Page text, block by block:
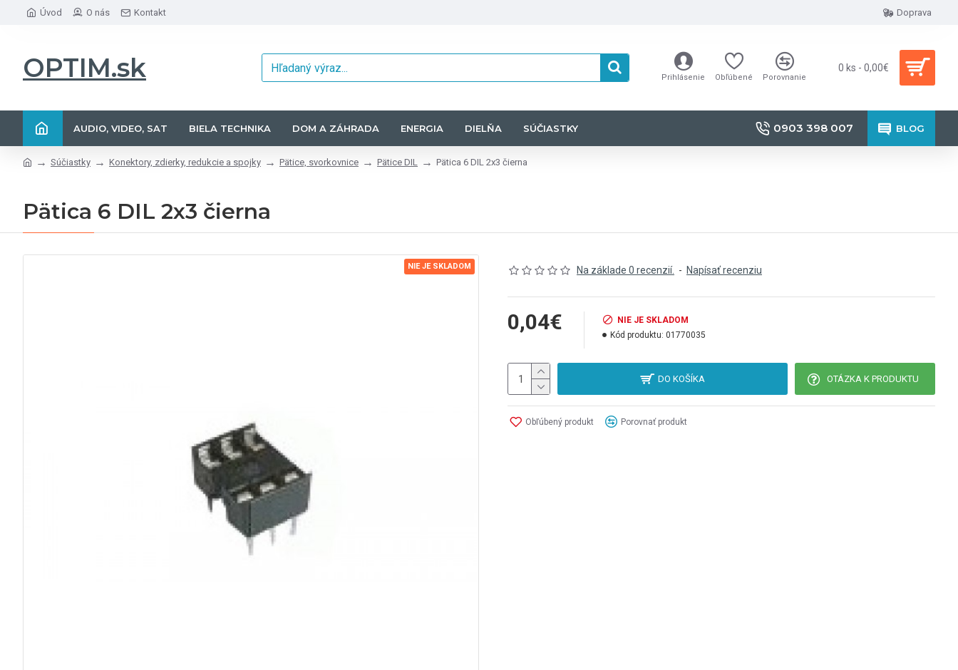
Úvod O nás Kontakt Doprava
OPTIM.sk Prihlásenie Obľúbené Porovnanie
0 ks - 0,00€
AUDIO, VIDEO, SAT BIELA TECHNIKA DOM A ZÁHRADA ENERGIA DIELŇA SÚČIASTKY 0903 398 007 BLOG
Súčiastky Konektory, zdierky, redukcie a spojky Pätice, svorkovnice Pätice DIL Pätica 6 DIL 2x3 čierna
Pätica 6 DIL 2x3 čierna
NIE JE SKLADOM Na základe 0 recenzií. - Napísať recenziu
0,04€
NIE JE SKLADOM
Kód produktu: 01770035
DO KOŠÍKA OTÁZKA K PRODUKTU
Obľúbený produkt Porovnať produkt